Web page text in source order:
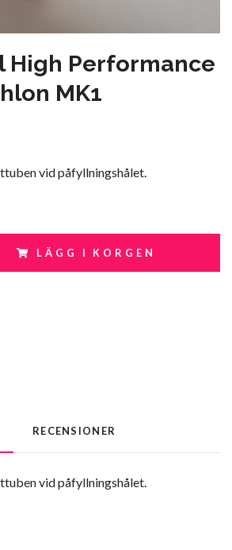
High Performance
MK1
vid påfyllningshålet.
LÄGG I KORGEN
RECENSIONER
vid påfyllningshålet.